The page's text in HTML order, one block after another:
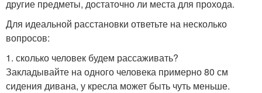
другие предметы, достаточно ли места для прохода.
Для идеальной расстановки ответьте на несколько
вопросов:
1. сколько человек будем рассаживать?
Закладывайте на одного человека примерно 80 см
сидения дивана, у кресла может быть чуть меньше.